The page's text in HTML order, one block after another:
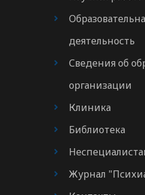
деятельность
Сведения об
организации
Клиника
Библиотека
Журнал